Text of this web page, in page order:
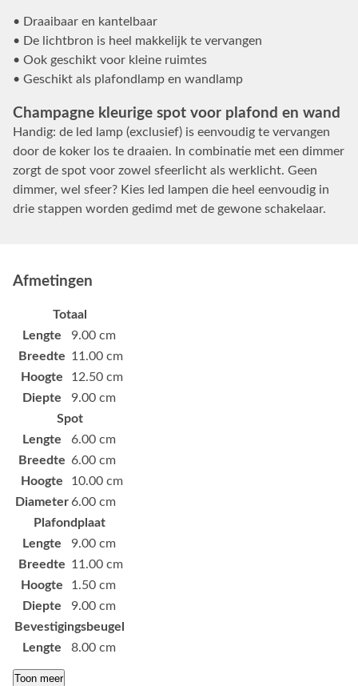
• Draaibaar en kantelbaar
• De lichtbron is heel makkelijk te vervangen
• Ook geschikt voor kleine ruimtes
• Geschikt als plafondlamp en wandlamp
Champagne kleurige spot voor plafond en wand
Handig: de led lamp (exclusief) is eenvoudig te vervangen
door de koker los te draaien. In combinatie met een dimmer
zorgt de spot voor zowel sfeerlicht als werklicht. Geen
dimmer, wel sfeer? Kies led lampen die heel eenvoudig in
drie stappen worden gedimd met de gewone schakelaar.
Afmetingen
Totaal
Lengte
9.00 cm
Breedte 11.00 cm
Hoogte
12.50 cm
Diepte
9.00 cm
Spot
Lengte
6.00 cm
Breedte 6.00 cm
Hoogte
10.00 cm
Diameter 6.00 cm
Plafondplaat
Lengte
9.00 cm
Breedte 11.00 cm
Hoogte
1.50 cm
Diepte
9.00 cm
Bevestigingsbeugel
Lengte
8.00 cm
Toon meer